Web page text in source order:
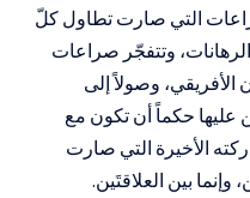
التي صارت تطاول كلّ
وتتفجّر صراعات
الأفريقي، وصولاً إلى
عليها حكماً أن تكون مع
الأخيرة التي صارت
وإنما بين العلاقتَين.